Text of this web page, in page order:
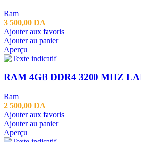
Ram
3 500,00 DA
Ajouter aux favoris
Ajouter au panier
Aperçu
RAM 4GB DDR4 3200 MHZ
Ram
2 500,00 DA
Ajouter aux favoris
Ajouter au panier
Aperçu